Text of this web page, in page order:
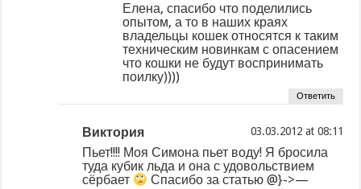
Елена, спасибо что поделились
опытом, а то в наших краях
владельцы кошек относятся к таким
техническим новинкам с опасением
что кошки не будут воспринимать
поилку))))
Ответить
Виктория at
Пьет!!!! Моя Симона пьет воду! Я бросила
туда кубик льда и она с удовольствием
сёрбает
Спасибо за статью @}->—